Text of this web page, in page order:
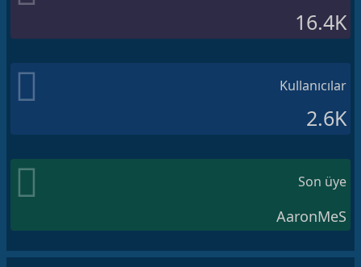
16.4K
Kullanıcılar
2.6K
Son üye
AaronMeS